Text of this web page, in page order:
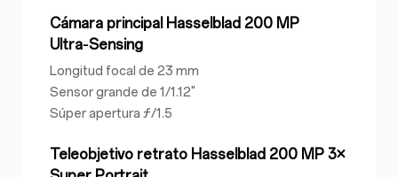
Cámara principal Hasselblad 200 MP
Ultra‑Sensing
Longitud focal de 23 mm
Sensor grande de 1/1.12"
Súper apertura ƒ/1.5
Teleobjetivo retrato Hasselblad 200 MP 3×